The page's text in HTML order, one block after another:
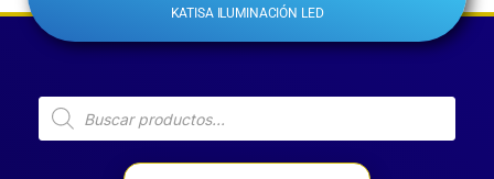
KATISA ILUMINACIÓN LED